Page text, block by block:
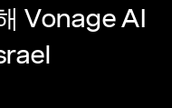
Vonage AI